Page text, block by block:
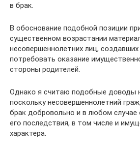
в брак.
В обоснование подобной позиции
существенном возрастании
несовершеннолетних лиц,
потребовать оказание
стороны родителей.
Однако я считаю подобные доводы
поскольку несовершеннолетний
брак добровольно и в любом случае
его последствия, в том числе и
характера.